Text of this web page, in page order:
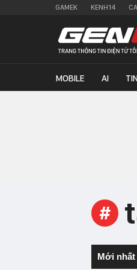
GAMEK KENH14
MOBILE AI
#
Mới nhất